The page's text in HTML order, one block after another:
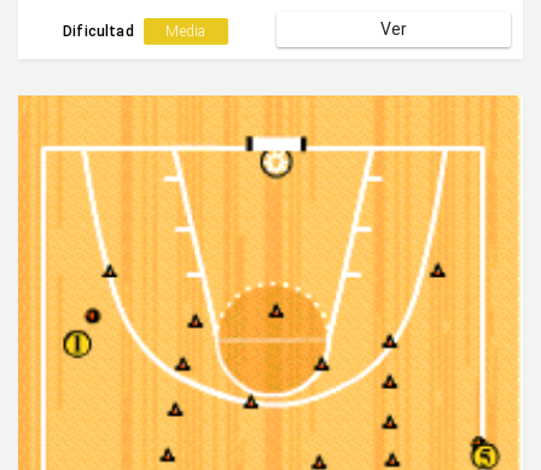
una acción de finta.Cuando termina el circuito se sitúa
en la posición central.
Dificultad Media Ver